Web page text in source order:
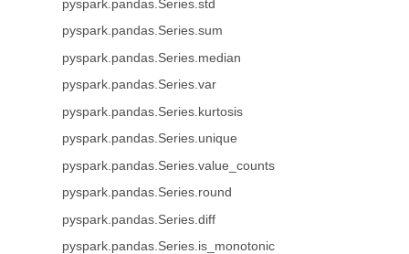
pyspark.pandas.Series.std
pyspark.pandas.Series.sum
pyspark.pandas.Series.median
pyspark.pandas.Series.var
pyspark.pandas.Series.kurtosis
pyspark.pandas.Series.unique
pyspark.pandas.Series.value_counts
pyspark.pandas.Series.round
pyspark.pandas.Series.diff
pyspark.pandas.Series.is_monotonic